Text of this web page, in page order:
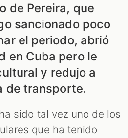
de Pereira, que
sancionado poco
el periodo, abrió
en Cuba pero le
y redujo a
de transporte.
sido tal vez uno de los
que ha tenido